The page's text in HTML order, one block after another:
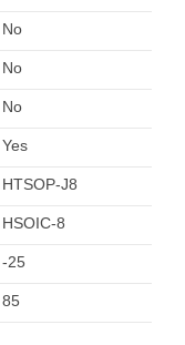
No
No
No
Yes
HTSOP-J8
HSOIC-8
-25
85